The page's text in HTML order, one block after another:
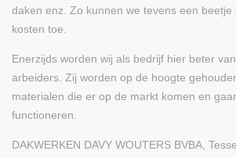
daken enz. Zo kunnen we tevens een
kosten toe.
Enerzijds worden wij als bedrijf hier beter
arbeiders. Zij worden op de hoogte
materialen die er op de markt komen en
functioneren.
DAKWERKEN DAVY WOUTERS BVBA,